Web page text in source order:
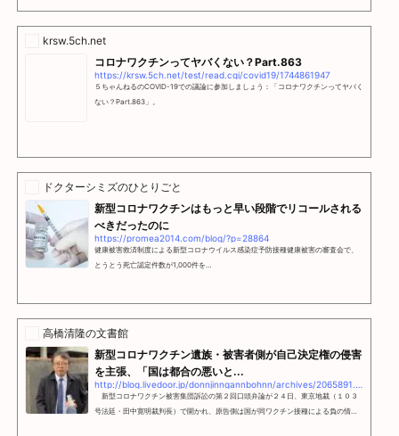
krsw.5ch.net
コロナワクチンってヤバくない？Part.863
https://krsw.5ch.net/test/read.cgi/covid19/1744861947
５ちゃんねるのCOVID-19での議論に参加しましょう：「コロナワクチンってヤバく
ない？Part.863」。
ドクターシミズのひとりごと
新型コロナワクチンはもっと早い段階でリコールされる
べきだったのに
https://promea2014.com/blog/?p=28864
健康被害救済制度による新型コロナウイルス感染症予防接種健康被害の審査会で、
とうとう死亡認定件数が1,000件を…
高橋清隆の文書館
新型コロナワクチン遺族・被害者側が自己決定権の侵害
を主張、「国は都合の悪いと...
新型コロナワクチン被害集団訴訟の第２回口頭弁論が２４日、東京地裁（１０３
号法廷・田中寛明裁判長）で開かれ、原告側は国が同ワクチン接種による負の情報